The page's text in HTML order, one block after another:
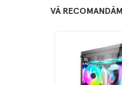
VĂ RECOMANDĂM